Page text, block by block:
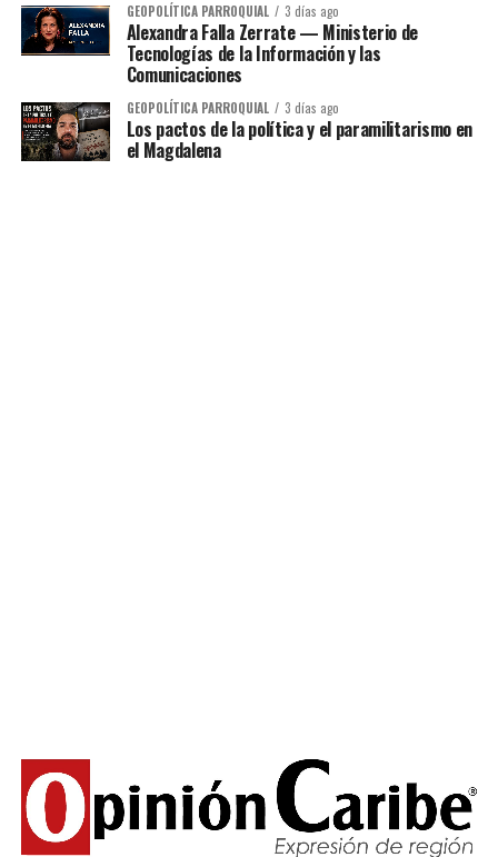
GEOPOLÍTICA PARROQUIAL 3 días ago
Alexandra Falla Zerrate — Ministerio de
Tecnologías de la Información y las
Comunicaciones
GEOPOLÍTICA PARROQUIAL 3 días ago
Los pactos de la política y el paramilitarismo en
el Magdalena